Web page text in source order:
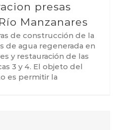
presas
Manzanares
de construcción de la
de agua regenerada en
y restauración de las
3 y 4. El objeto del
es permitir la